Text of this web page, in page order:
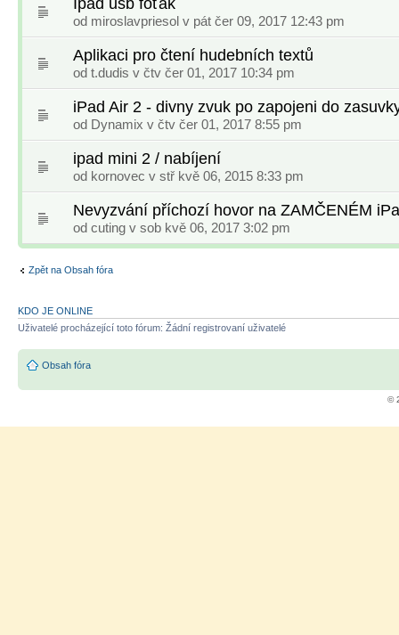
od miroslavpriesol v pát čer 09, 2017 12:43 pm
Aplikaci pro čtení hudebních textů
od t.dudis v čtv čer 01, 2017 10:34 pm
iPad Air 2 - divny zvuk po zapojeni do
od Dynamix v čtv čer 01, 2017 8:55 pm
ipad mini 2 / nabíjení
od kornovec v stř kvě 06, 2015 8:33 pm
Nevyzvání příchozí hovor na ZAMČENÉM
od cuting v sob kvě 06, 2017 3:02 pm
Zpět na Obsah fóra
KDO JE ONLINE
Uživatelé procházející toto fórum: Žádní registrovaní uživatelé
Obsah fóra
©